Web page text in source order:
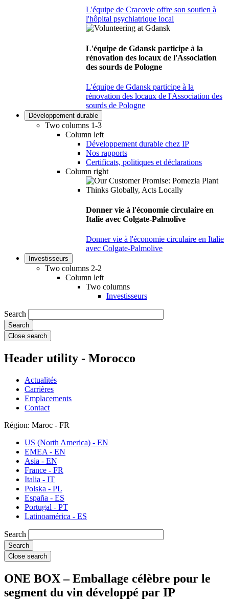
L'équipe de Cracovie offre son soutien à
l'hôpital psychiatrique local
L'équipe de Gdansk participe à la
rénovation des locaux de l'Association
des sourds de Pologne
L'équipe de Gdansk participe à la
rénovation des locaux de l'Association des
sourds de Pologne
Développement durable
Two columns 1-3
Column left
Développement durable chez IP
Nos rapports
Certificats, politiques et déclarations
Column right
Donner vie à l'économie circulaire en
Italie avec Colgate-Palmolive
Donner vie à l'économie circulaire en Italie
avec Colgate-Palmolive
Investisseurs
Two columns 2-2
Column left
Two columns
Investisseurs
Search
Close search
Header utility - Morocco
Actualités
Carrières
Emplacements
Contact
Région: Maroc - FR
US (North America) - EN
EMEA - EN
Asia - EN
France - FR
Italia - IT
Polska - PL
España - ES
Portugal - PT
Latinoamérica - ES
Search
Close search
ONE BOX – Emballage célèbre pour le
segment du vin développé par IP